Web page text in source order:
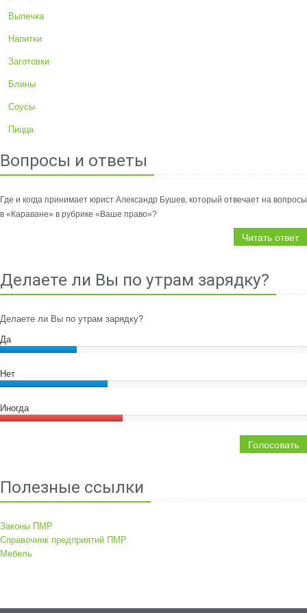
Выпечка
Напитки
Заготовки
Блины
Соусы
Пицца
Вопросы и ответы
Где и когда принимает юрист Александр Бушев, который отвечает на вопросы
в «Караване» в рубрике «Ваше право»?
Читать ответ
Делаете ли Вы по утрам зарядку?
Делаете ли Вы по утрам зарядку?
Да
Нет
Иногда
Голосовать
Полезные ссылки
Законы ПМР
Справочник предприятий ПМР
Мебель